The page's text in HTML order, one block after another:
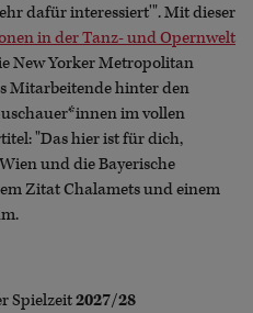
dafür interessiert'". Mit dieser
in der Tanz- und Opernwelt
New Yorker Metropolitan
Mitarbeitende hinter den
im vollen
"Das hier ist für dich,
und die Bayerische
Zitat Chalamets und einem
Spielzeit2027/28